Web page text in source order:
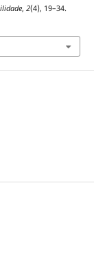
, 2(4), 19–34.